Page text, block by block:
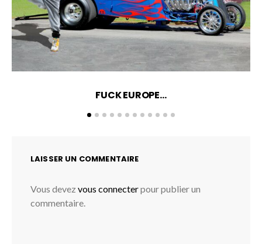
FUCK EUROPE…
LAISSER UN COMMENTAIRE
Vous devez vous connecterpour publier un
commentaire.